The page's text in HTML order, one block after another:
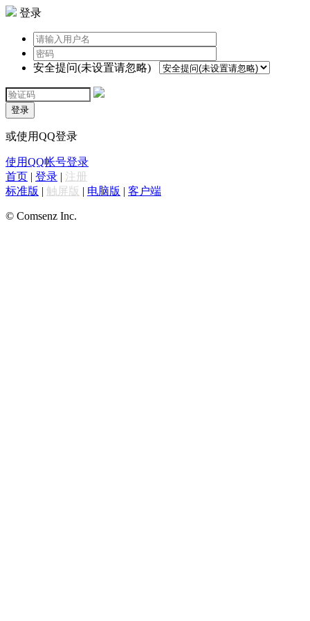
登录
安全提问(未设置请忽略)
登录
或使用QQ登录
使用QQ帐号登录
首页 | 登录 | 注册
标准版 | 触屏版 | 电脑版 | 客户端
© Comsenz Inc.